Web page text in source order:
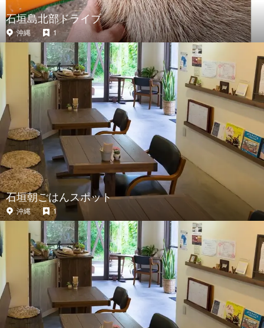
石垣島北部ドライブ
沖縄 1
石垣朝ごはんスポット
沖縄 1